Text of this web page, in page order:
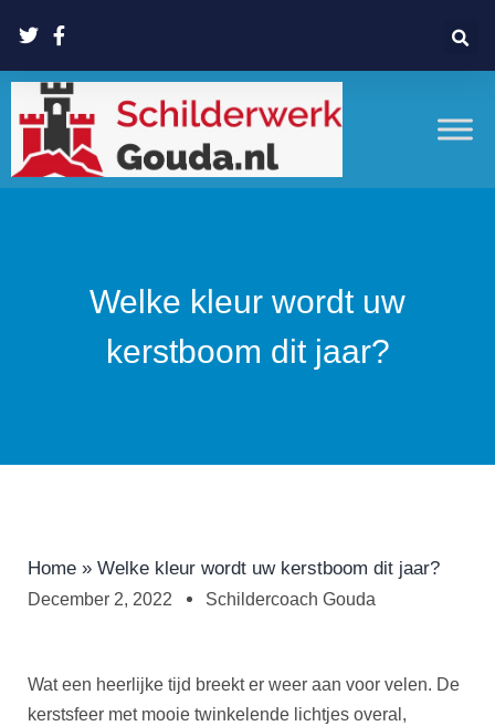
Welke kleur wordt uw
kerstboom dit jaar?
Home » Welke kleur wordt uw kerstboom dit jaar?
December 2, 2022 Schildercoach Gouda
Wat een heerlijke tijd breekt er weer aan voor velen. De
kerstsfeer met mooie twinkelende lichtjes overal,